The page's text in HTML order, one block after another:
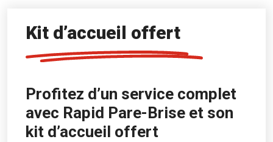
Kit d’accueil offert
Profitez d’un service complet
avec Rapid Pare-Brise et son
kit d’accueil offert